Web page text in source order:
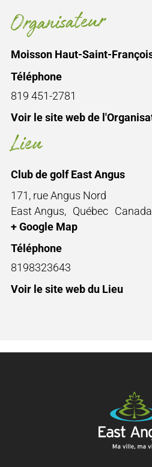
Lieu
Club de golf East Angus
171, rue Angus Nord
East Angus, Québec Canada
+ Google Map
Téléphone
8198323643
Voir le site web du Lieu
Organisateur
Moisson Haut-Saint-
Téléphone
819 451-2781
Voir le site web de